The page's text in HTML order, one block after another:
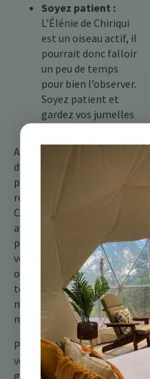
Soyez patient :
L’Élénie de Chiriqui
est un oiseau actif, il
pourrait donc falloir
un peu de temps
pour bien l’observer.
Soyez patient et
gardez vos jumelles
Avec un peu de patience et
d’observation, vous
pourriez avoir la chance de
rencontrer l’Élénie de
Chiriqui lors de votre
aventure costaricienne. Ce
petit oiseau est un
véritable plaisir à
observer, ajoutant une
touche de vivacité et de
mélodie aux forêts
montagneuses.
Pour plus d’informations,
veuillez consulter notre
guide complet sur les